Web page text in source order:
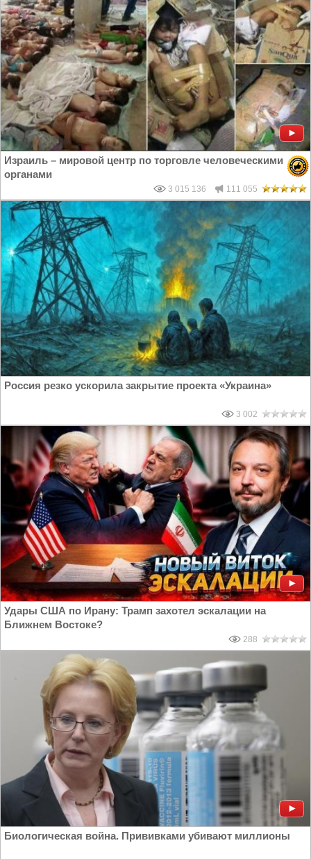
Израиль – мировой центр по торговле человеческими
органами
3 015 136 111 055
Россия резко ускорила закрытие проекта «Украина»
3 002
Удары США по Ирану: Трамп захотел эскалации на
Ближнем Востоке?
288
Биологическая война. Прививками убивают миллионы